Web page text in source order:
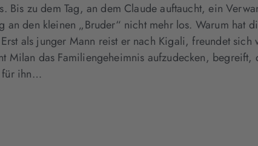
Bis zu dem Tag, an dem Claude auftaucht, ein
den kleinen „Bruder“ nicht mehr los. Warum hat
als junger Mann reist er nach Kigali, freundet
Milan das Familiengeheimnis aufzudecken,
für ihn…